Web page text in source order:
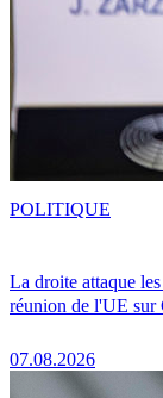
La droite attaque
réunion de l'UE sur
07.08.2026
POLITIQUE